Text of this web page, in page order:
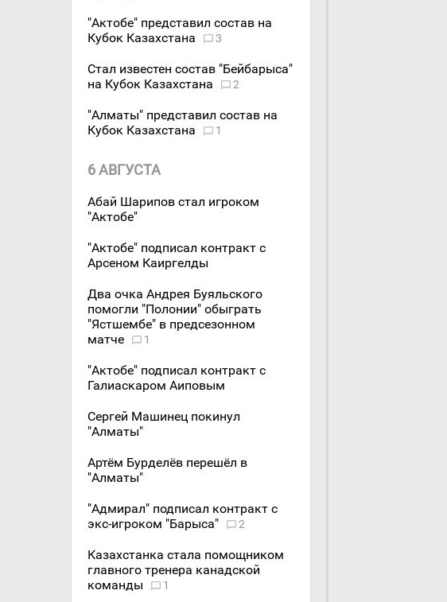
"Актобе" представил состав на
Кубок Казахстана
3
Стал известен состав "Бейбарыса"
на Кубок Казахстана
2
"Алматы" представил состав на
Кубок Казахстана
1
6 АВГУСТА
Абай Шарипов стал игроком
"Актобе"
"Актобе" подписал контракт с
Арсеном Каиргелды
Два очка Андрея Буяльского
помогли "Полонии" обыграть
"Ястшембе" в предсезонном
матче
1
"Актобе" подписал контракт с
Галиаскаром Аиповым
Сергей Машинец покинул
"Алматы"
Артём Бурделёв перешёл в
"Алматы"
"Адмирал" подписал контракт с
экс-игроком "Барыса"
2
Казахстанка стала помощником
главного тренера канадской
команды
1